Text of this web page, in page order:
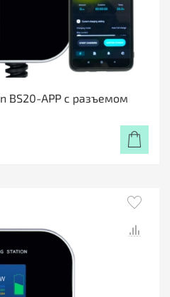
BS20-APP с разъемом